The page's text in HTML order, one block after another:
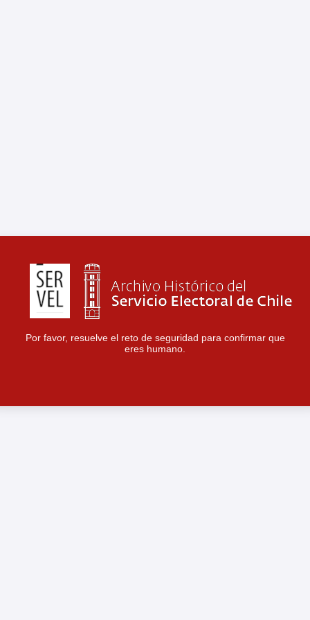
Por favor, resuelve el reto de seguridad para confirmar que
eres humano.